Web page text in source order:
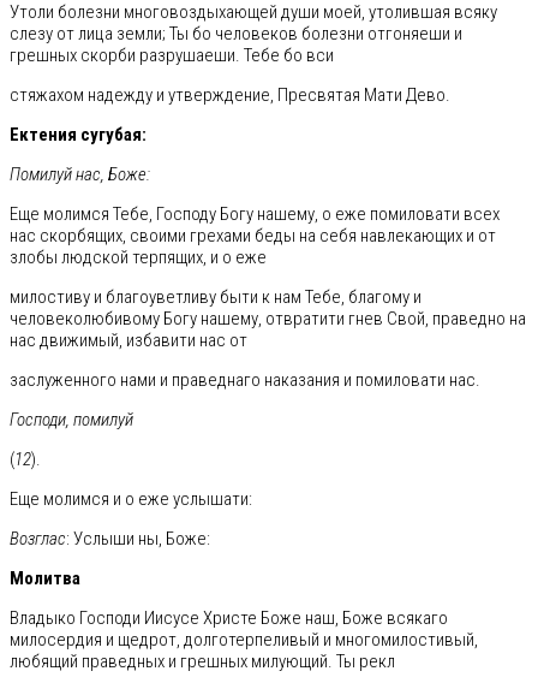
Утоли болезни многовоздыхающей души моей, утолившая всяку
слезу от лица земли; Ты бо человеков болезни отгоняеши и
грешных скорби разрушаеши. Тебе бо вси
стяжахом надежду и утверждение, Пресвятая Мати Дево.
Ектения сугубая:
Помилуй нас, Боже:
Еще молимся Тебе, Господу Богу нашему, о еже помиловати всех
нас скорбящих, своими грехами беды на себя навлекающих и от
злобы людской терпящих, и о еже
милостиву и благоуветливу быти к нам Тебе, благому и
человеколюбивому Богу нашему, отвратити гнев Свой, праведно на
нас движимый, избавити нас от
заслуженного нами и праведнаго наказания и помиловати нас.
Господи, помилуй
(12).
Еще молимся и о еже услышати:
Возглас: Услыши ны, Боже:
Молитва
Владыко Господи Иисусе Христе Боже наш, Боже всякаго
милосердия и щедрот, долготерпеливый и многомилостивый,
любящий праведных и грешных милующий. Ты рекл